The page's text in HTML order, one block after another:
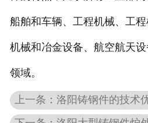
船舶和车辆、工程机械、工
机械和冶金设备、航空航天
领域。
上一条：洛阳铸钢件的技术